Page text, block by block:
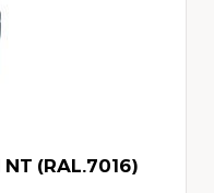
NT (RAL.7016)